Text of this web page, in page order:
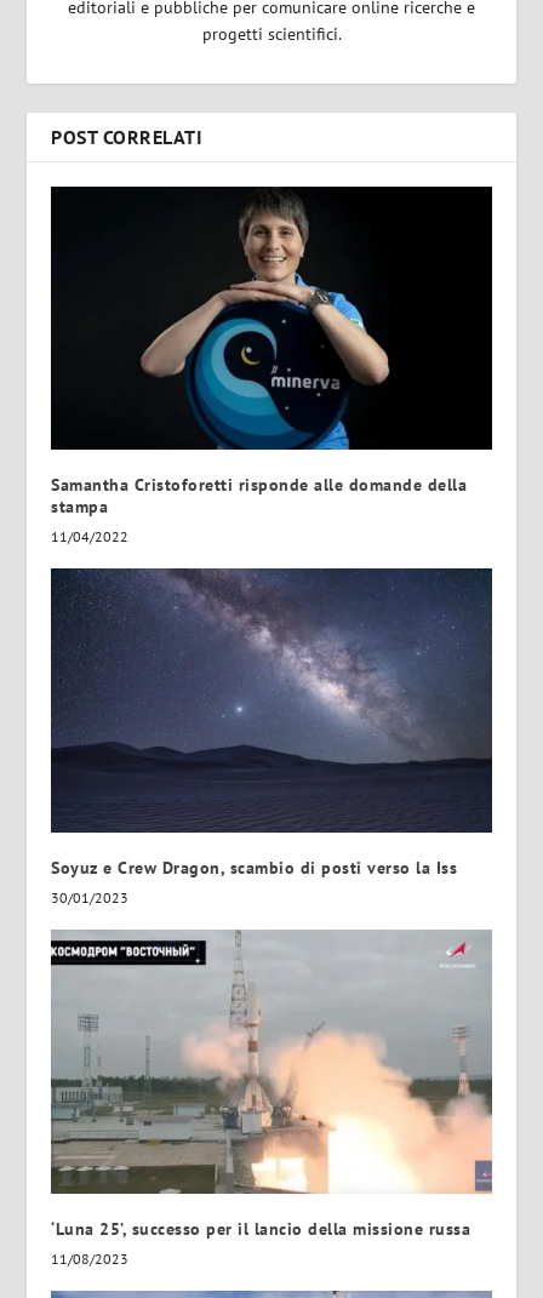
editoriali e pubbliche per comunicare online ricerche e
progetti scientifici.
POST CORRELATI
Samantha Cristoforetti risponde alle domande della
stampa
11/04/2022
Soyuz e Crew Dragon, scambio di posti verso la Iss
30/01/2023
‘Luna 25’, successo per il lancio della missione russa
11/08/2023